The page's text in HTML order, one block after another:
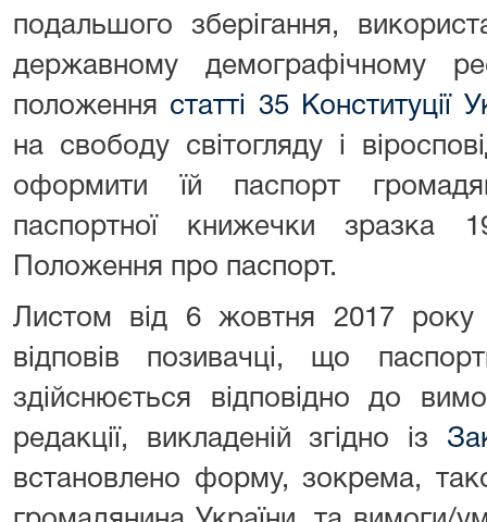
подальшого зберігання,
державному демографічному
положення статті 35 Конституції
на свободу світогляду і
оформити їй паспорт
паспортної книжечки зразка
Положення про паспорт.
Листом від 6 жовтня 2017
відповів позивачці, що
здійснюється відповідно до
редакції, викладеній згідно із
встановлено форму, зокрема,